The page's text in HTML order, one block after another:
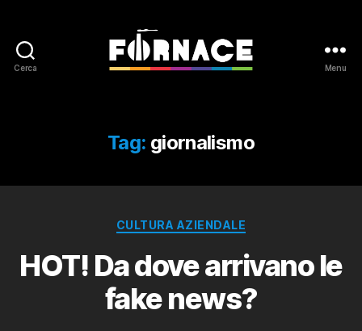
Cerca Menu
Tag: giornalismo
Categorie
CULTURA AZIENDALE
HOT! Da dove arrivano le
fake news?